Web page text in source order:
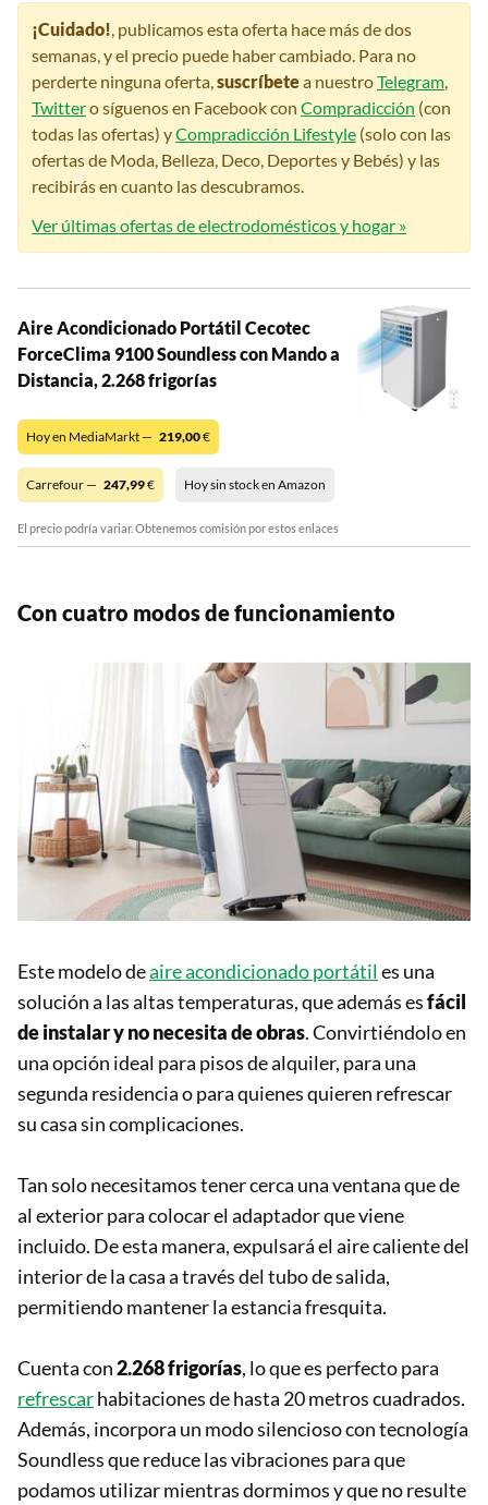
¡Cuidado!, publicamos esta oferta hace más de dos
semanas, y el precio puede haber cambiado. Para no
perderte ninguna oferta,suscríbetea nuestroTelegram,
Twittero síguenos en Facebook con Compradicción (con
todas las ofertas) yCompradicción Lifestyle (solo con las
ofertas de Moda, Belleza, Deco, Deportes y Bebés) y las
recibirás en cuanto las descubramos.
Ver últimas ofertas de electrodomésticos y hogar »
Aire Acondicionado Portátil Cecotec
ForceClima 9100 Soundless con Mando a
Distancia, 2.268 frigorías
Hoy en MediaMarkt — 219,00€
Carrefour — 247,99€ Hoy sin stock en Amazon
El precio podría variar. Obtenemos comisión por estos enlaces
Con cuatro modos de funcionamiento
Este modelo deaire acondicionado portátiles una
solución a las altas temperaturas, que además esfácil
de instalar y no necesita de obras. Convirtiéndolo en
una opción ideal para pisos de alquiler, para una
segunda residencia o para quienes quieren refrescar
su casa sin complicaciones.
Tan solo necesitamos tener cerca una ventana que de
al exterior para colocar el adaptador que viene
incluido. De esta manera, expulsará el aire caliente del
interior de la casa a través del tubo de salida,
permitiendo mantener la estancia fresquita.
Cuenta con2.268 frigorías, lo que es perfecto para
refrescarhabitaciones de hasta 20 metros cuadrados.
Además, incorpora un modo silencioso con tecnología
Soundless que reduce las vibraciones para que
podamos utilizar mientras dormimos y que no resulte